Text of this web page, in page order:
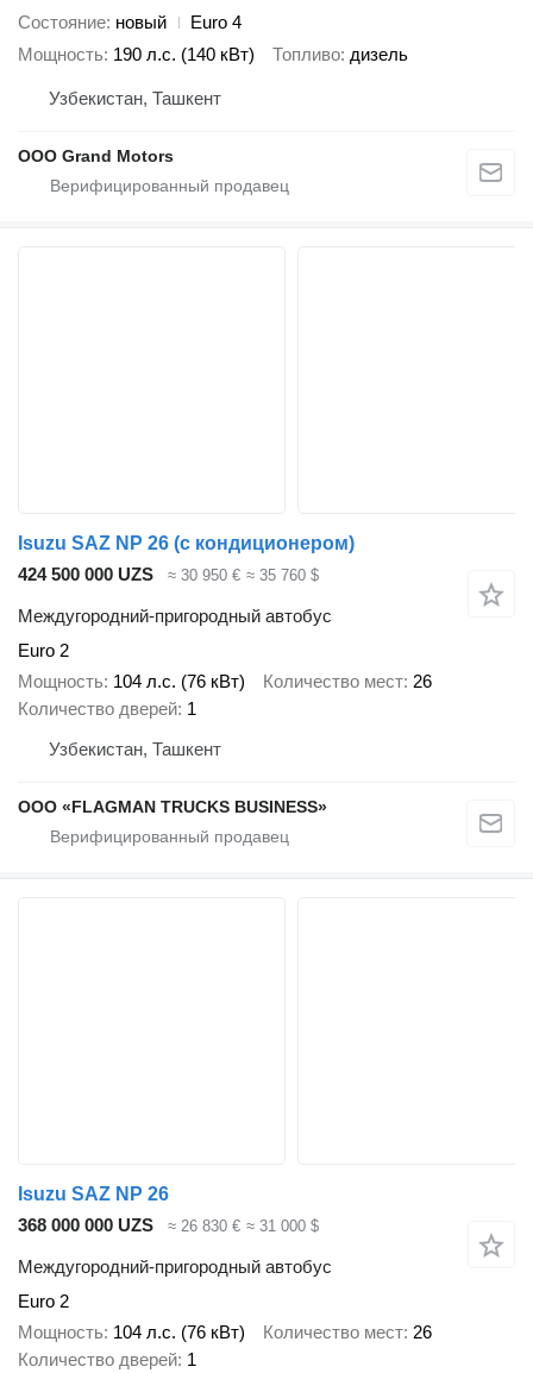
Состояние новый
Euro 4
Мощность 190 л.с. (140 кВт) Топливо дизель
Узбекистан, Ташкент
OOO Grand Motors
Isuzu SAZ NP 26 (с кондиционером)
424 500 000 UZS
≈ 30 950 € ≈ 35 760 $
Междугородний-пригородный автобус
Euro 2
Мощность 104 л.с. (76 кВт) Количество мест 26
Количество дверей 1
Узбекистан, Ташкент
ООО «FLAGMAN TRUCKS BUSINESS»
Isuzu SAZ NP 26
368 000 000 UZS
≈ 26 830 € ≈ 31 000 $
Междугородний-пригородный автобус
Euro 2
Мощность 104 л.с. (76 кВт) Количество мест 26
Количество дверей 1